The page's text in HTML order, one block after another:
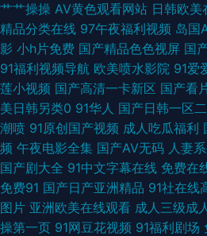
色视频 成片一卡二卡三乱码 日本年轻的母
视频 人与动人物欧美网站 国产美女亚 俺去
类专 日本久色 国产自拍电影天堂 99午夜福
国产精品久久97 一本色综 精品日本综合乱
80s电影网阳光电影 欧美日韩亚洲综合网 成
看 ts色av 热99re6 wwwcomcn三级 全黄做
艹艹操操 AV黄色观看网站 日韩欧美
精品分类在线 97午夜福利视频 岛国
影 小h片免费 国产精品色色视屏 国
91福利视频导航 欧美喷水影院 91爱
莲小视频 国产高清一卡新区 国产看
美日韩另类0 91华人 国产日韩一区
潮喷 91原创国产视频 成人吃瓜福利
频 午夜电影全集 国产AV无码 人妻
国产剧大全 91中文字幕在线 免费在
免费91 国产日产亚洲精品 91社在线
图片 亚洲欧美在线观看 成人三级成
操第一页 91网豆花视频 91福利剧场